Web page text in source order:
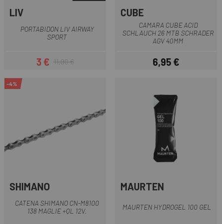
LIV
PORTABIDON LIV AIRWAY
SPORT
Prezzo
3 € Prezzo base
11,90 €
CUBE
CAMARA CUBE ACID
SCHLAUCH 26 MTB SCHRADER
AGV 40MM
Prezzo
6,95 €
-4%
SHIMANO
CATENA SHIMANO CN-M8100
138 MAGLIE +QL 12V.
MAURTEN
MAURTEN HYDROGEL 100 GEL